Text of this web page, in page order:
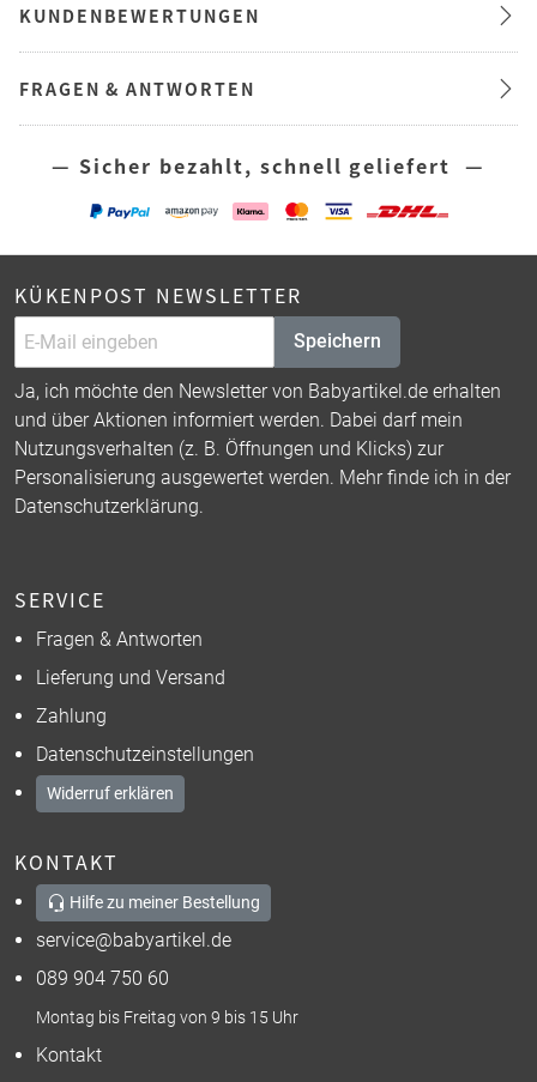
KUNDENBEWERTUNGEN
FRAGEN & ANTWORTEN
— Sicher bezahlt, schnell geliefert —
KÜKENPOST NEWSLETTER
Speichern
Ja, ich möchte den Newsletter von Babyartikel.de erhalten
und über Aktionen informiert werden. Dabei darf mein
Nutzungsverhalten (z. B. Öffnungen und Klicks) zur
Personalisierung ausgewertet werden. Mehr finde ich in der
Datenschutzerklärung.
SERVICE
Fragen & Antworten
Lieferung und Versand
Zahlung
Datenschutzeinstellungen
Widerruf erklären
KONTAKT
Hilfe zu meiner Bestellung
service@babyartikel.de
089 904 750 60
Montag bis Freitag von 9 bis 15 Uhr
Kontakt